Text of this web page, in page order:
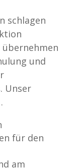
schlagen
und
Unser
für den
am